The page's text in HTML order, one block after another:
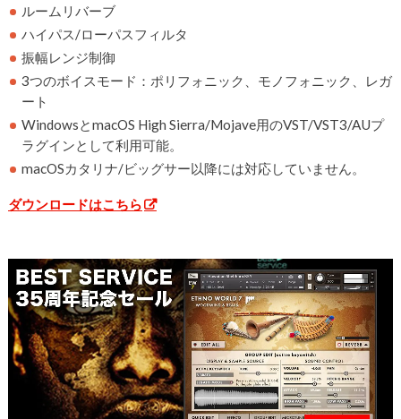
ルームリバーブ
ハイパス/ローパスフィルタ
振幅レンジ制御
3つのボイスモード：ポリフォニック、モノフォニック、レガ
ート
WindowsとmacOS High Sierra/Mojave用のVST/VST3/AUプ
ラグインとして利用可能。
macOSカタリナ/ビッグサー以降には対応していません。
ダウンロードはこちら